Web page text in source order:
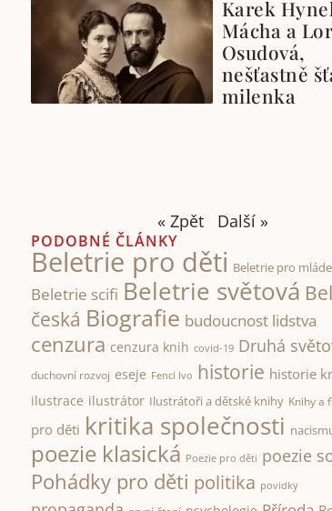
Karek
Mácha a
Osudová,
nešťastně
milenka
« Zpět Další »
PODOBNÉ ČLÁNKY
Beletrie pro děti Beletrie pro
Beletrie scifi Beletrie světová
česká Biografie budoucnost lidstva
cenzura cenzura knih covid-19 Druhá
duchovní rozvoj eseje Fencl Ivo historie historie
ilustrace ilustrátor Ilustrátoři a dětské knihy Knihy a
pro děti kritika společnosti
poezie klasická Poezie pro děti poezie
Pohádky pro děti politika povidky